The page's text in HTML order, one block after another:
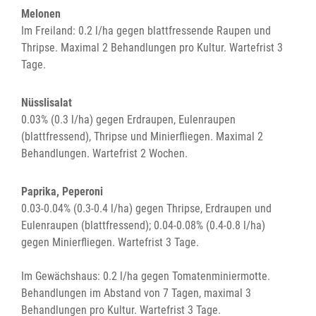
Melonen
Im Freiland: 0.2 l/ha gegen blattfressende Raupen und
Thripse. Maximal 2 Behandlungen pro Kultur. Wartefrist 3
Tage.
Nüsslisalat
0.03% (0.3 l/ha) gegen Erdraupen, Eulenraupen
(blattfressend), Thripse und Minierfliegen. Maximal 2
Behandlungen. Wartefrist 2 Wochen.
Paprika, Peperoni
0.03-0.04% (0.3-0.4 l/ha) gegen Thripse, Erdraupen und
Eulenraupen (blattfressend); 0.04-0.08% (0.4-0.8 l/ha)
gegen Minierfliegen. Wartefrist 3 Tage.
Im Gewächshaus: 0.2 l/ha gegen Tomatenminiermotte.
Behandlungen im Abstand von 7 Tagen, maximal 3
Behandlungen pro Kultur. Wartefrist 3 Tage.